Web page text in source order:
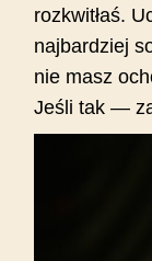
rozkwitłaś.
najbardziej
nie masz
Jeśli tak —